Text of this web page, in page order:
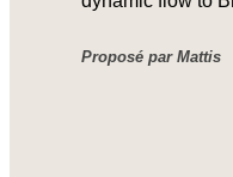
Proposé par Mattis